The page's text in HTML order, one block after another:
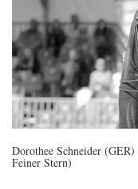
Dorothee Schneider
Feiner Stern)